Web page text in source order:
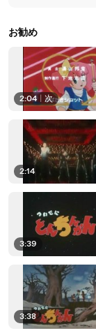
お勧め
2:04 次
2:14
3:39
3:38